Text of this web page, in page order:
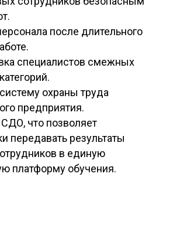
после длительного
специалистов смежных
охраны труда
предприятия.
СДО, что позволяет
передавать результаты
в единую
платформу обучения.